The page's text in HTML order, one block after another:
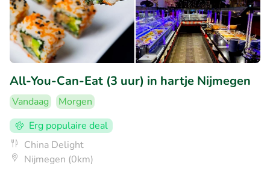
All-You-Can-Eat (3 uur) in hartje Nijmegen
Vandaag
Morgen
Erg populaire deal
China Delight
Nijmegen (0km)